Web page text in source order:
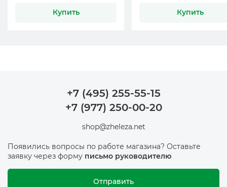
Купить Купить
+7 (495) 255-55-15
+7 (977) 250-00-20
shop@zheleza.net
Появились вопросы по работе магазина? Оставьте
заявку через форму письмо руководителю
Отправить